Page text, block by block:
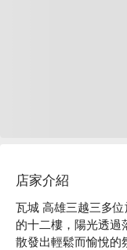
店家介紹
瓦城 高雄三越三多
的十二樓，陽光透過
散發出輕鬆而愉悅的